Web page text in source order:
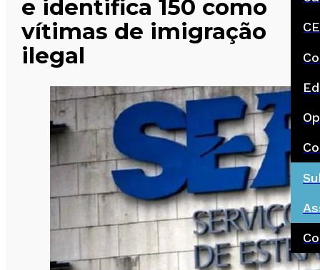
e identifica 150 como
vítimas de imigração
ilegal